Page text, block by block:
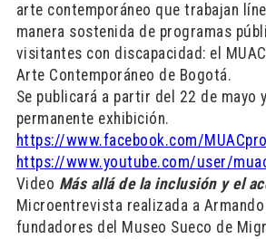
arte contemporáneo que trabajan
manera sostenida de programas
visitantes con discapacidad: el
Arte Contemporáneo de Bogotá.
Se publicará a partir del 22 de mayo
permanente exhibición.
https://www.facebook.com/
https://www.youtube.com/user/
Video Más allá de la inclusión y el
Microentrevista realizada a
fundadores del Museo Sueco de